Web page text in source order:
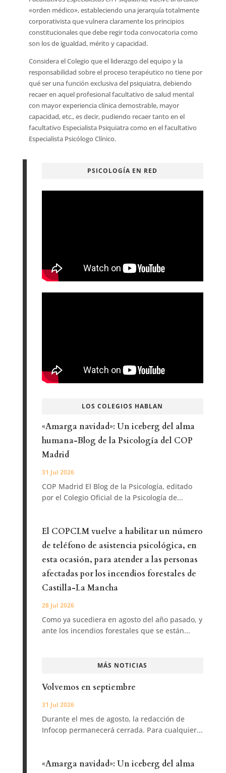
«orden médico», estableciendo una jerarquía totalmente
corporativista que vulnera claramente los principios
constitucionales que debe regir toda convocatoria como
son los de igualdad, mérito y capacidad.
Considera el Colegio que el liderazgo del equipo y la
responsabilidad sobre el proceso terapéutico no tiene por
qué ser una función exclusiva del psiquiatra, debiendo
recaer en aquel profesional facultativo de salud mental
con mayor experiencia clínica demostrable, mayor
capacidad, etc., es decir, pudiendo recaer tanto en el
facultativo Especialista Psiquiatra como en el facultativo
Especialista Psicólogo Clínico.
PSICOLOGÍA EN RED
LOS COLEGIOS HABLAN
«Amarga navidad»: Un iceberg del alma
humana-Blog de la Psicología del COP
Madrid
31 Jul 2026
COP Madrid El Blog de la Psicología, editado
por el Colegio Oficial de la Psicología de...
El COPCLM vuelve a habilitar un número
de teléfono de asistencia psicológica, en
esta ocasión, para atender a las personas
afectadas por los incendios forestales de
Castilla-La Mancha
28 Jul 2026
Como ya sucediera en agosto del año pasado, y
ante los incendios forestales que se están...
MÁS NOTICIAS
Volvemos en septiembre
31 Jul 2026
Durante el mes de agosto, la redacción de
Infocop permanecerá cerrada. Para cualquier...
«Amarga navidad»: Un iceberg del alma